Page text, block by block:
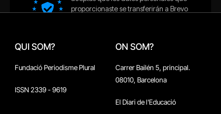
QUI SOM?
Fundació Periodisme Plural
ISSN 2339 - 9619
ON SOM?
Carrer Bailén 5, principal.
08010, Barcelona
El Diari de l'Educació